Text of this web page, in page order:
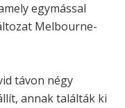
egymással
Melbourne-
távon négy
annak találták ki